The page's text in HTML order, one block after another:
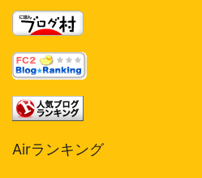
Airランキング